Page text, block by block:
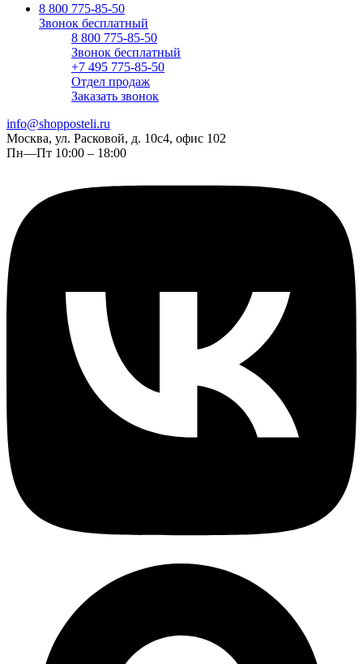
8 800 775-85-50
Звонок бесплатный
8 800 775-85-50
Звонок бесплатный
+7 495 775-85-50
Отдел продаж
Заказать звонок
info@shopposteli.ru
Москва, ул. Расковой, д. 10с4, офис 102
Пн—Пт 10:00 – 18:00